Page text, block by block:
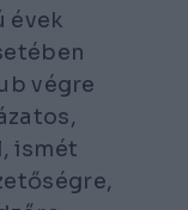
évek
végre
ismét